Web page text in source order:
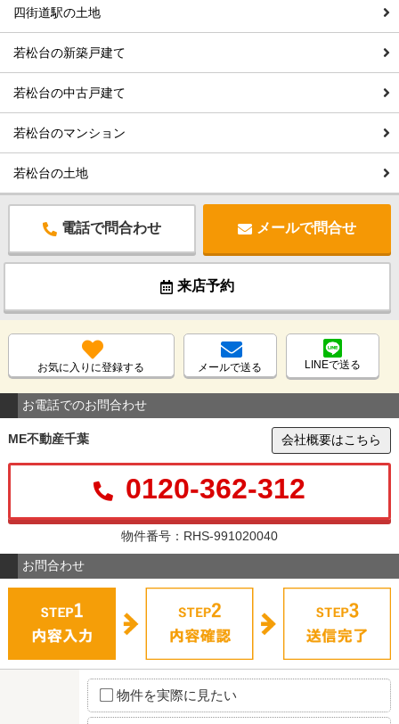
四街道駅の土地
若松台の新築戸建て
若松台の中古戸建て
若松台のマンション
若松台の土地
電話で問合わせ メールで問合せ
来店予約
お気に入りに登録する メールで送る LINEで送る
お電話でのお問合わせ
ME不動産千葉 会社概要はこちら
0120-362-312
物件番号：RHS-991020040
お問合わせ
物件を実際に見たい